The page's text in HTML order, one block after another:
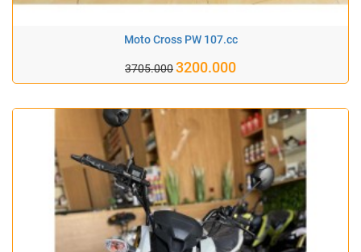
Moto Cross PW 107.cc
3705.0003200.000